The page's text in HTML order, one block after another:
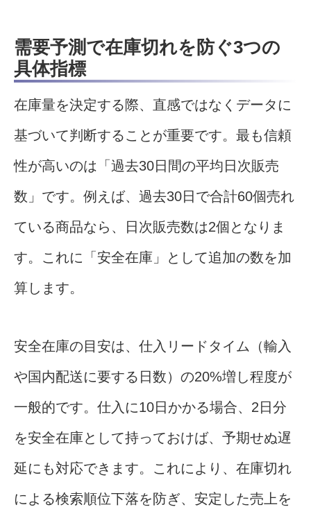
需要予測で在庫切れを防ぐ3つの
具体指標
在庫量を決定する際、直感ではなくデータに
基づいて判断することが重要です。最も信頼
性が高いのは「過去30日間の平均日次販売
数」です。例えば、過去30日で合計60個売れ
ている商品なら、日次販売数は2個となりま
す。これに「安全在庫」として追加の数を加
算します。
安全在庫の目安は、仕入リードタイム（輸入
や国内配送に要する日数）の20%増し程度が
一般的です。仕入に10日かかる場合、2日分
を安全在庫として持っておけば、予期せぬ遅
延にも対応できます。これにより、在庫切れ
による検索順位下落を防ぎ、安定した売上を